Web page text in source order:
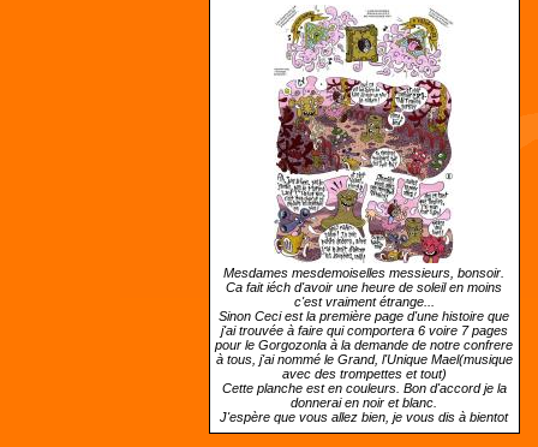
Mesdames mesdemoiselles messieurs, bonsoir.
Ca fait iéch d'avoir une heure de soleil en moins
c'est vraiment étrange...
Sinon Ceci est la première page d'une histoire que
j'ai trouvée à faire qui comportera 6 voire 7 pages
pour le Gorgozonla à la demande de notre confrere
à tous, j'ai nommé le Grand, l'Unique Mael(musique
avec des trompettes et tout)
Cette planche est en couleurs. Bon d'accord je la
donnerai en noir et blanc.
J'espère que vous allez bien, je vous dis à bientot